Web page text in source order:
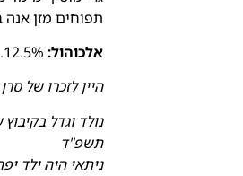
תפוחים מזן
אלכוהול:
היין לזכרו של
תשפ"ד
ניתאי היה ילד